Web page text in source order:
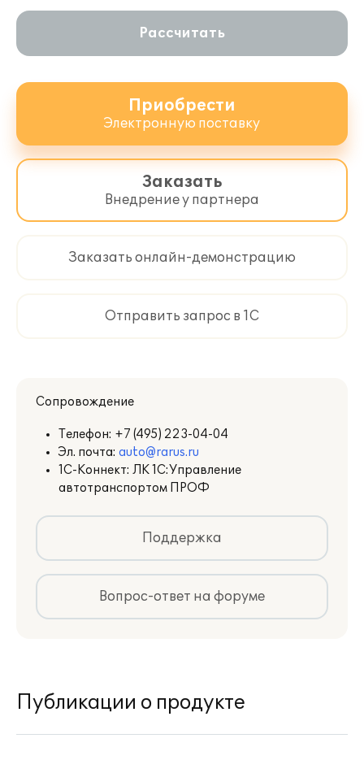
Рассчитать
Приобрести
Электронную поставку
Заказать
Внедрение у партнера
Заказать онлайн-демонстрацию
Отправить запрос в 1С
Сопровождение
Телефон: +7 (495) 223-04-04
Эл. почта: auto@rarus.ru
1С-Коннект: ЛК 1С:Управление
автотранспортом ПРОФ
Поддержка
Вопрос-ответ на форуме
Публикации о продукте